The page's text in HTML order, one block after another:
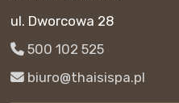
ul. Dworcowa 28
500 102 525
biuro@thaisispa.pl